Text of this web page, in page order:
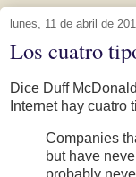
lunes, 11 de abril de
Los cuatro
Dice Duff McDonald
Internet hay cuatro
Companies
but have
probably